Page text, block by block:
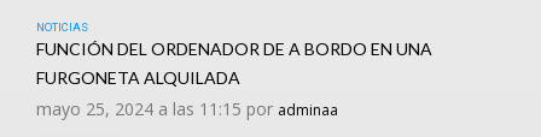
NOTICIAS
FUNCIÓN DEL ORDENADOR DE A BORDO EN UNA
FURGONETA ALQUILADA
mayo 25, 2024 a las 11:15 por adminaa